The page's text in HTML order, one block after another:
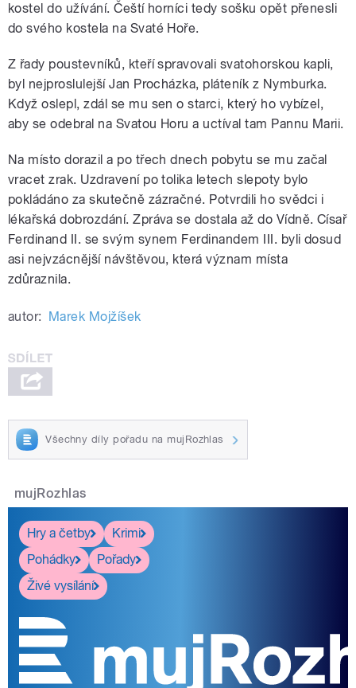
kostel do užívání. Čeští horníci tedy sošku opět přenesli
do svého kostela na Svaté Hoře.
Z řady poustevníků, kteří spravovali svatohorskou kapli,
byl nejproslulejší Jan Procházka, pláteník z Nymburka.
Když oslepl, zdál se mu sen o starci, který ho vybízel,
aby se odebral na Svatou Horu a uctíval tam Pannu Marii.
Na místo dorazil a po třech dnech pobytu se mu začal
vracet zrak. Uzdravení po tolika letech slepoty bylo
pokládáno za skutečně zázračné. Potvrdili ho svědci i
lékařská dobrozdání. Zpráva se dostala až do Vídně. Císař
Ferdinand II. se svým synem Ferdinandem III. byli dosud
asi nejvzácnější návštěvou, která význam místa
zdůraznila.
autor: Marek Mojžíšek
Všechny díly pořadu na mujRozhlas
mujRozhlas
Hry a četby
Krimi
Pohádky
Pořady
Živé vysílání